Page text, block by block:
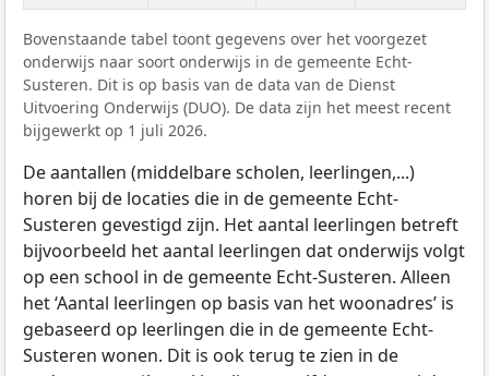
Bovenstaande tabel toont gegevens over het voorgezet
onderwijs naar soort onderwijs in de gemeente Echt-
Susteren. Dit is op basis van de data van de Dienst
Uitvoering Onderwijs (DUO). De data zijn het meest recent
bijgewerkt op 1 juli 2026.
De aantallen (middelbare scholen, leerlingen,...)
horen bij de locaties die in de gemeente Echt-
Susteren gevestigd zijn. Het aantal leerlingen betreft
bijvoorbeeld het aantal leerlingen dat onderwijs volgt
op een school in de gemeente Echt-Susteren. Alleen
het ‘Aantal leerlingen op basis van het woonadres’ is
gebaseerd op leerlingen die in de gemeente Echt-
Susteren wonen. Dit is ook terug te zien in de